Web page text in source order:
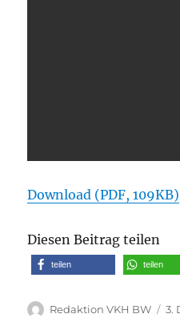
Download (PDF, 109KB)
Diesen Beitrag teilen
teilen teilen
Autor
Redaktion VKH BW 3.